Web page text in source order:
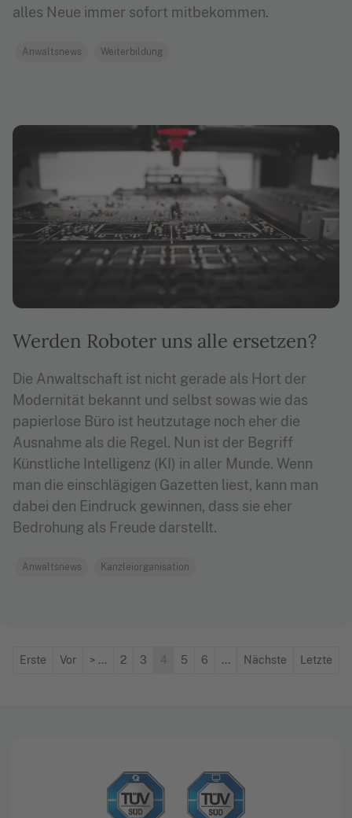
alles Neue immer sofort mitbekommen.
Anwaltsnews Weiterbildung
Werden Roboter uns alle ersetzen?
Die Anwaltschaft ist nicht gerade als Hort der
Modernität bekannt und selbst sowas wie das
papierlose Büro ist heutzutage noch eher die
Ausnahme als die Regel. Nun ist der Begriff
Künstliche Intelligenz (KI) in aller Munde. Wenn
man die einschlägigen Gazetten liest, kann man
dabei den Eindruck gewinnen, dass sie eher
Bedrohung als Freude darstellt.
Anwaltsnews Kanzleiorganisation
Erste Vor > ... 2 3 4 5 6 ... Nächste Letzte